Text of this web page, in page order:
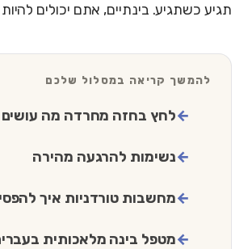
תגיע כשתגיע. בינתיים, אתם יכולים
להמשך קריאה במסלול שלכם
לחץ בחזה מחרדה מה עושים
נשימות להרגעה מהירה
מחשבות טורדניות איך
מטפל בינה מלאכותית